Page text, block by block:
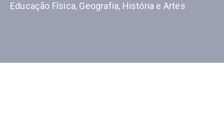
Educação Física, Geografia, História e Artes